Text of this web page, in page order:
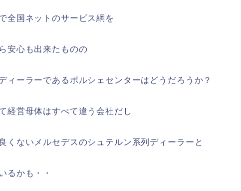
全国ネットのサービス網を
安心も出来たものの
ィーラーであるポルシェセンターはどうだろうか？
経営母体はすべて違う会社だし
くないメルセデスのシュテルン系列ディーラーと
るかも・・